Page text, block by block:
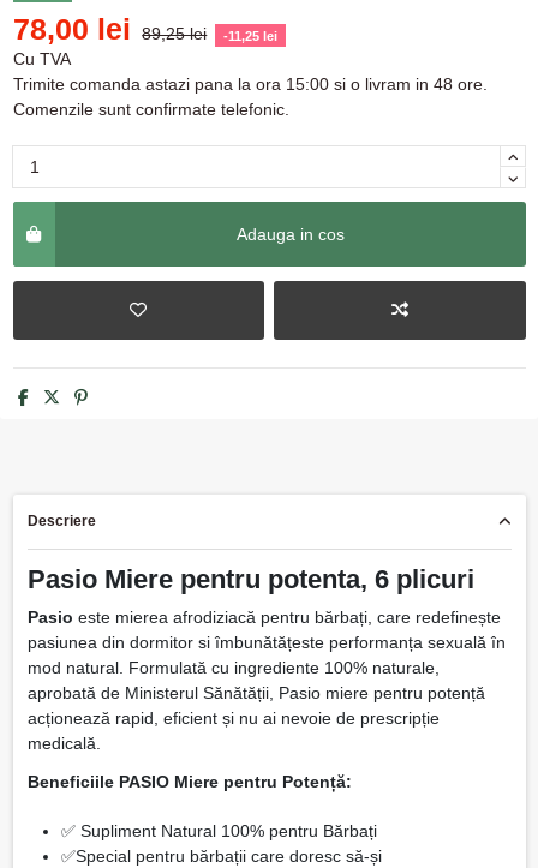
78,00 lei 89,25 lei -11,25 lei
Cu TVA
Trimite comanda astazi pana la ora 15:00 si o livram in 48 ore.
Comenzile sunt confirmate telefonic.
Adauga in cos
Descriere
Pasio Miere pentru potenta, 6 plicuri
Pasio este mierea afrodiziacă pentru bărbați, care redefinește
pasiunea din dormitor si îmbunătățeste performanța sexuală în
mod natural. Formulată cu ingrediente 100% naturale,
aprobată de Ministerul Sănătății, Pasio miere pentru potență
acționează rapid, eficient și nu ai nevoie de prescripție
medicală.
Beneficiile PASIO Miere pentru Potență:
✅ Supliment Natural 100% pentru Bărbați
✅Special pentru bărbații care doresc să-și